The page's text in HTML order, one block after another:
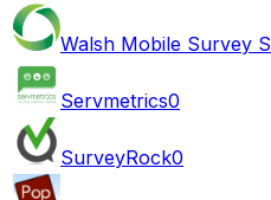
Walsh Mobile Survey
Servmetrics0
SurveyRock0